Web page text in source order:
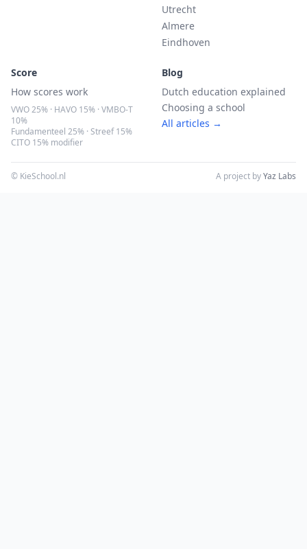
Utrecht
Almere
Eindhoven
Score
How scores work
VWO 25% · HAVO 15% · VMBO-T
10%
Fundamenteel 25% · Streef 15%
CITO 15% modifier
Blog
Dutch education explained
Choosing a school
All articles →
© KieSchool.nl A project byYaz Labs